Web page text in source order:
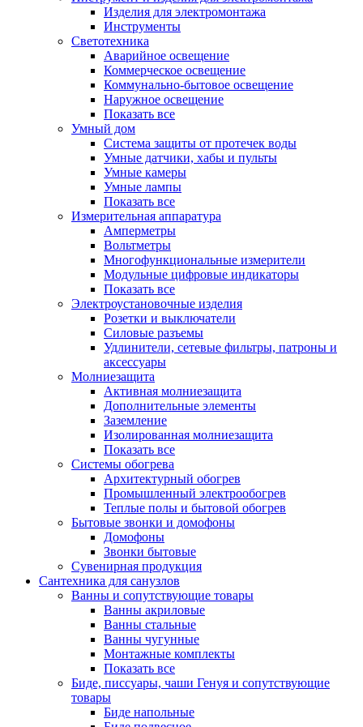
Изделия для электромонтажа
Инструменты
Светотехника
Аварийное освещение
Коммерческое освещение
Коммунально-бытовое освещение
Наружное освещение
Показать все
Умный дом
Система защиты от протечек воды
Умные датчики, хабы и пульты
Умные камеры
Умные лампы
Показать все
Измерительная аппаратура
Амперметры
Вольтметры
Многофункциональные измерители
Модульные цифровые индикаторы
Показать все
Электроустановочные изделия
Розетки и выключатели
Силовые разъемы
Удлинители, сетевые фильтры, патроны и
аксессуары
Молниезащита
Активная молниезащита
Дополнительные элементы
Заземление
Изолированная молниезащита
Показать все
Системы обогрева
Архитектурный обогрев
Промышленный электрообогрев
Теплые полы и бытовой обогрев
Бытовые звонки и домофоны
Домофоны
Звонки бытовые
Сувенирная продукция
Сантехника для санузлов
Ванны и сопутствующие товары
Ванны акриловые
Ванны стальные
Ванны чугунные
Монтажные комплекты
Показать все
Биде, писсуары, чаши Генуя и сопутствующие
товары
Биде напольные